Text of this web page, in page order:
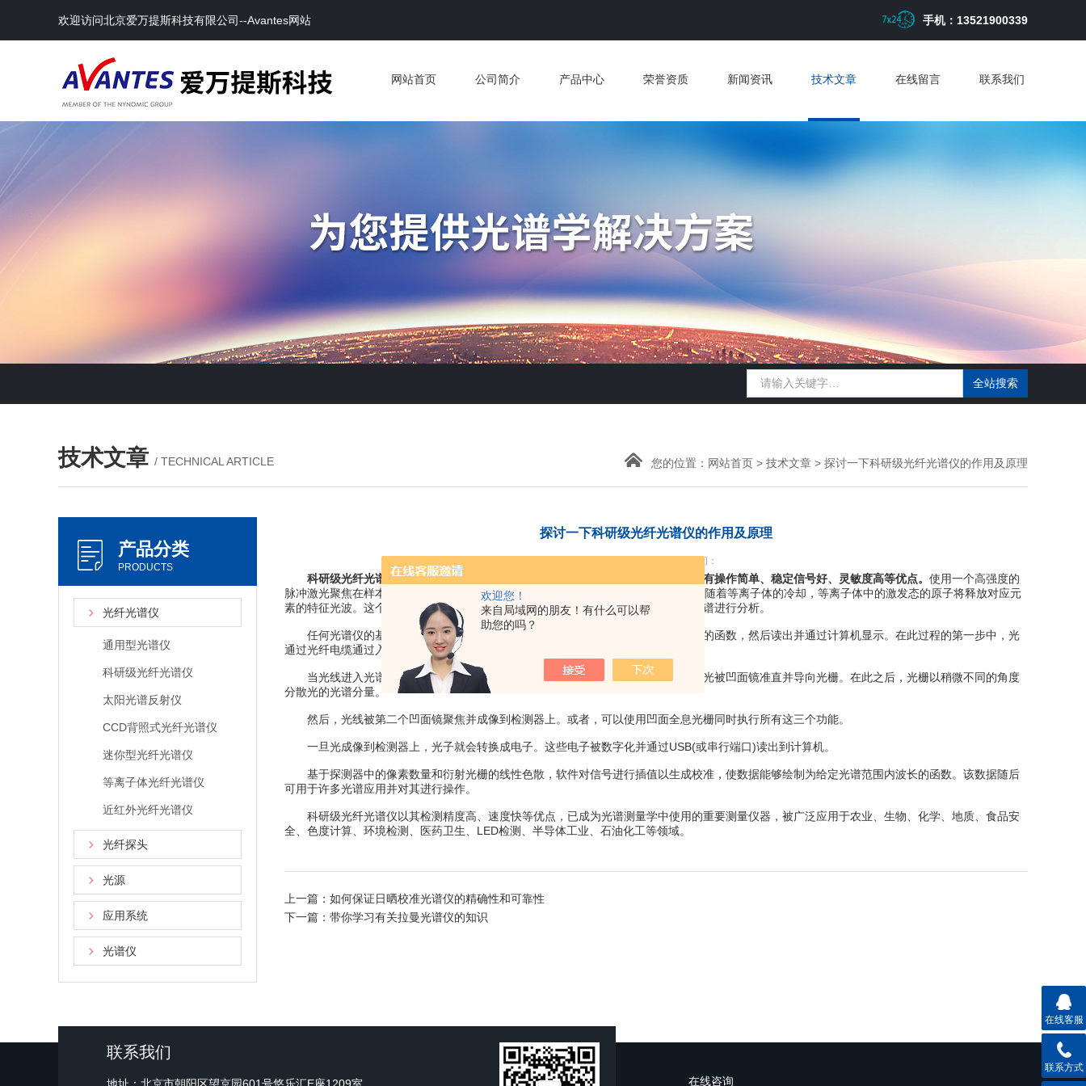
欢迎您！
来自局域网的朋友！有什么可以帮
助您的吗？
欢迎访问北京爱万提斯科技有限公司--Avantes网站 手机：13521900339
网站首页 公司简介 产品中心 荣誉资质 新闻资讯 技术文章 在线留言 联系我们
技术文章 / TECHNICAL ARTICLE 您的位置： 网站首页 > 技术文章 > 探讨一下科研级光纤光谱仪的作用及原理
产品分类
PRODUCTS
光纤光谱仪
通用型光谱仪
科研级光纤光谱仪
太阳光谱反射仪
CCD背照式光纤光谱仪
迷你型光纤光谱仪
等离子体光纤光谱仪
近红外光纤光谱仪
光纤探头
光源
应用系统
光谱仪
探讨一下科研级光纤光谱仪的作用及原理
点击次数：2655 发布时间：
科研级光纤光谱仪是光学仪器中的一个重要组成部分，是一种常用的光谱仪，具有操作简单、稳定信号好、灵敏度高等优点。 使用一个高强度的
脉冲激光聚焦在样本表面，一个10纳秒宽的激光单脉冲将会蒸发样本产生等离子体。随着等离子体的冷却，等离子体中的激发态的原子将释放对应元
素的特征光波。这个光波将被探头收集并传送到光谱仪，系统将在一秒钟内对整个光谱进行分析。
任何光谱仪的基本功能都是接收光，将其分解成光谱成分，将信号数字化为波长的函数，然后读出并通过计算机显示。在此过程的第一步中，光
通过光纤电缆通过入口狭缝(狭窄的孔径)进入光谱仪。
当光线进入光谱仪时，狭缝会使光线产生晕影。然后，在大多数光谱仪中，发散光被凹面镜准直并导向光栅。在此之后，光栅以稍微不同的角度
分散光的光谱分量。
然后，光线被第二个凹面镜聚焦并成像到检测器上。或者，可以使用凹面全息光栅同时执行所有这三个功能。
一旦光成像到检测器上，光子就会转换成电子。这些电子被数字化并通过USB(或串行端口)读出到计算机。
基于探测器中的像素数量和衍射光栅的线性色散，软件对信号进行插值以生成校准，使数据能够绘制为给定光谱范围内波长的函数。该数据随后
可用于许多光谱应用并对其进行操作。
科研级光纤光谱仪以其检测精度高、速度快等优点，已成为光谱测量学中使用的重要测量仪器，被广泛应用于农业、生物、化学、地质、食品安
全、色度计算、环境检测、医药卫生、LED检测、半导体工业、石油化工等领域。
上一篇： 如何保证日晒校准光谱仪的精确性和可靠性
下一篇： 带你学习有关拉曼光谱仪的知识
联系我们
在线咨询
在线客服
联系方式